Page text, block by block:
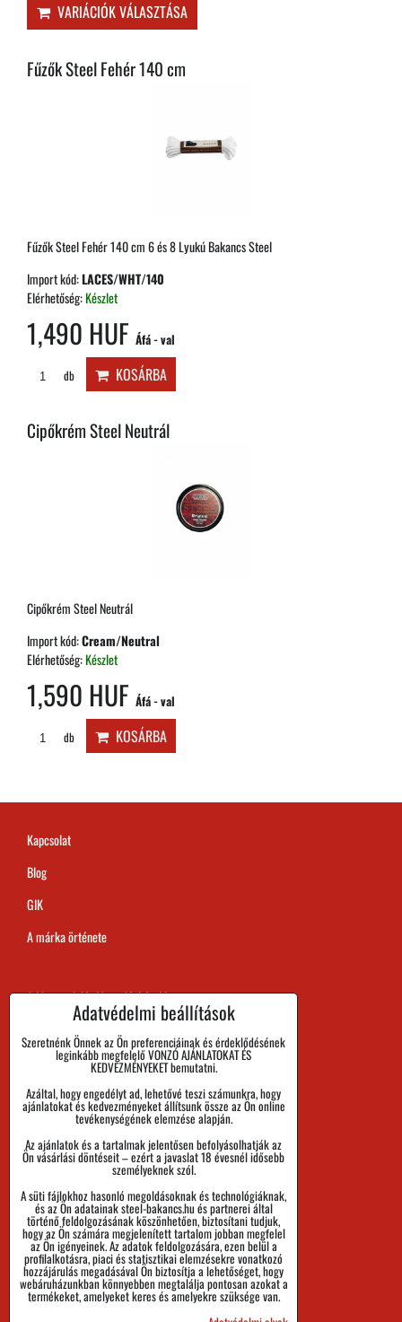
VARIÁCIÓK VÁLASZTÁSA
Fűzők Steel Fehér 140 cm
Fűzők Steel Fehér 140 cm 6 és 8 Lyukú Bakancs Steel
Import kód:LACES/WHT/140
Elérhetőség:Készlet
1,490 HUF Áfá - val
db KOSÁRBA
Cipőkrém Steel Neutrál
Cipőkrém Steel Neutrál
Import kód:Cream/Neutral
Elérhetőség:Készlet
1,590 HUF Áfá - val
db KOSÁRBA
Kapcsolat
Blog
GIK
A márka örténete
A Megrendelés Megvalósítási Ideje
Áru visszaadása és Reklamáció
Méret
Személyes adatok védelme
Küldemények nyomon követése
Adatvédelmi beállítások
Szeretnénk Önnek az Ön preferenciáinak és érdeklődésének
leginkább megfelelő VONZÓ AJÁNLATOKAT ÉS
KEDVEZMÉNYEKET bemutatni.
Azáltal, hogy engedélyt ad, lehetővé teszi számunkra, hogy
ajánlatokat és kedvezményeket állítsunk össze az Ön online
tevékenységének elemzése alapján.
Az ajánlatok és a tartalmak jelentősen befolyásolhatják az
Ön vásárlási döntéseit – ezért a javaslat 18 évesnél idősebb
személyeknek szól.
A süti fájlokhoz hasonló megoldásoknak és technológiáknak,
és az Ön adatainak steel-bakancs.hu és partnerei által
történő feldolgozásának köszönhetően, biztosítani tudjuk,
hogy az Ön számára megjelenített tartalom jobban megfelel
az Ön igényeinek. Az adatok feldolgozására, ezen belül a
profilalkotásra, piaci és statisztikai elemzésekre vonatkozó
hozzájárulás megadásával Ön biztosítja a lehetőséget, hogy
webáruházunkban könnyebben megtalálja pontosan azokat a
termékeket, amelyeket keres és amelyekre szüksége van.